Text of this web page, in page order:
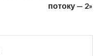
потоку — 2»